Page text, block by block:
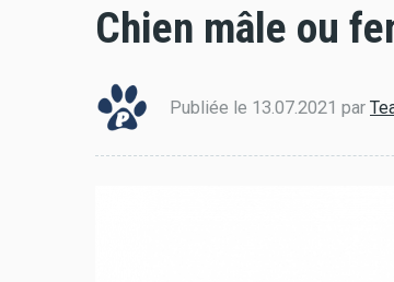
Chien mâle ou
Publiée le 13.07.2021 par